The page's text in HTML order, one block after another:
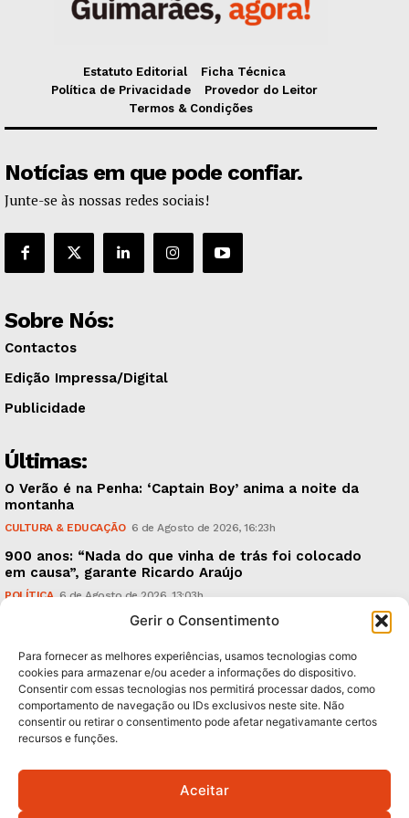
Gerir o Consentimento
Para fornecer as melhores experiências, usamos tecnologias como
cookies para armazenar e/ou aceder a informações do dispositivo.
Consentir com essas tecnologias nos permitirá processar dados, como
comportamento de navegação ou IDs exclusivos neste site. Não
consentir ou retirar o consentimento pode afetar negativamante certos
recursos e funções.
Aceitar
Estatuto Editorial
Ficha Técnica
Política de Privacidade
Provedor do Leitor
Termos & Condições
Notícias em que pode confiar.
Junte-se às nossas redes sociais!
Sobre Nós:
Contactos
Edição Impressa/Digital
Publicidade
Últimas:
O Verão é na Penha: ‘Captain Boy’ anima a noite da
montanha
CULTURA & EDUCAÇÃO 6 de Agosto de 2026, 16:23h
900 anos: “Nada do que vinha de trás foi colocado
em causa”, garante Ricardo Araújo
POLÍTICA 6 de Agosto de 2026, 13:03h
Fraude dada como provada, arguidos livres. Como?
Subscreva Newsletter:
QUERO ADERIR